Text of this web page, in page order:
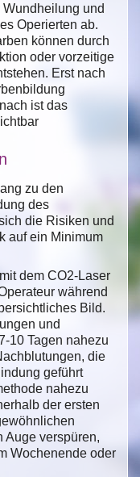
und
Operierten ab.
können durch
oder vorzeitige
Erst nach
ist das
zu den
des
die Risiken und
auf ein Minimum
dem CO2-Laser
während
Bild.
und
10 Tagen nahezu
die
geführt
nahezu
der ersten
Auge verspüren,
Wochenende oder